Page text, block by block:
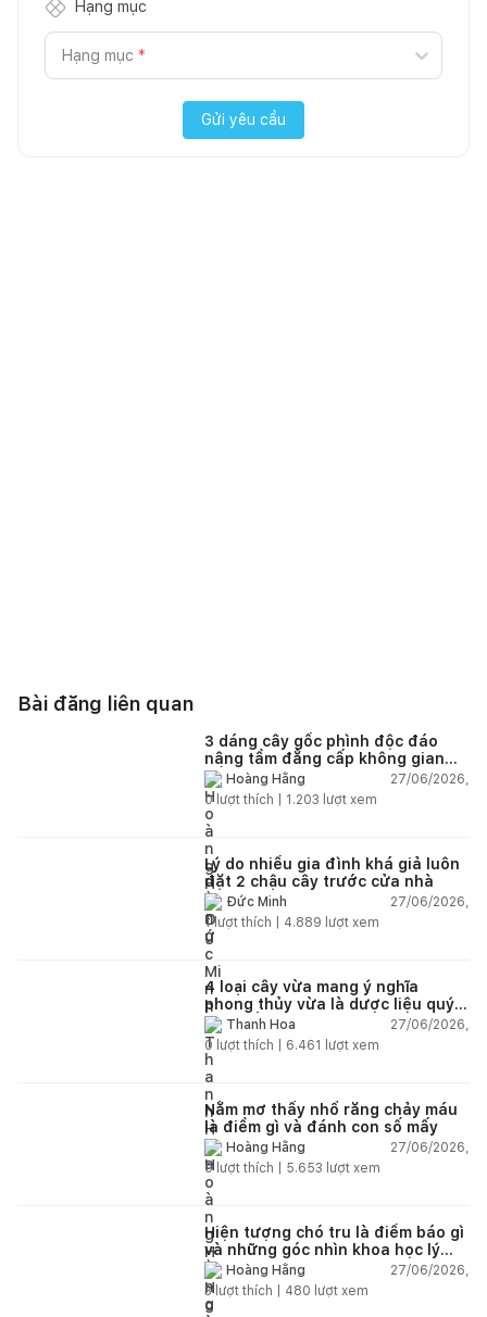
Hạng mục
Hạng mục *
Gửi yêu cầu
Bài đăng liên quan
3 dáng cây gốc phình độc đáo
nâng tầm đẳng cấp không gian
sốngHoàng Hằng
27/06/2026,
0lượt thích | 1.203 lượt xem
Lý do nhiều gia đình khá giả luôn
đặt 2 chậu cây trước cửa nhà
Đức Minh
27/06/2026,
1lượt thích | 4.889 lượt xem
4 loại cây vừa mang ý nghĩa
phong thủy vừa là dược liệu quý
nên trồng trong nhà
Thanh Hoa
27/06/2026,
0 lượt thích | 6.461 lượt xem
Nằm mơ thấy nhổ răng chảy máu
là điềm gì và đánh con số mấy
Hoàng Hằng
27/06/2026,
0lượt thích | 5.653 lượt xem
Hiện tượng chó tru là điềm báo gì
và những góc nhìn khoa học lý
giảiHoàng Hằng
27/06/2026,
3lượt thích | 480 lượt xem